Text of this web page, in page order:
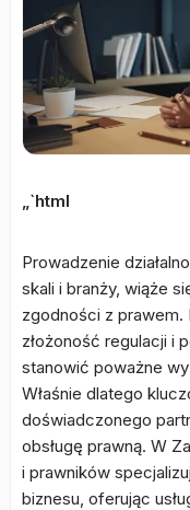
„`html
Prowadzenie
skali i branży, wiąże
zgodności z prawem.
złożoność regulacji i
stanowić poważne
Właśnie dlatego
doświadczonego
obsługę prawną. W
i prawników
biznesu, oferując